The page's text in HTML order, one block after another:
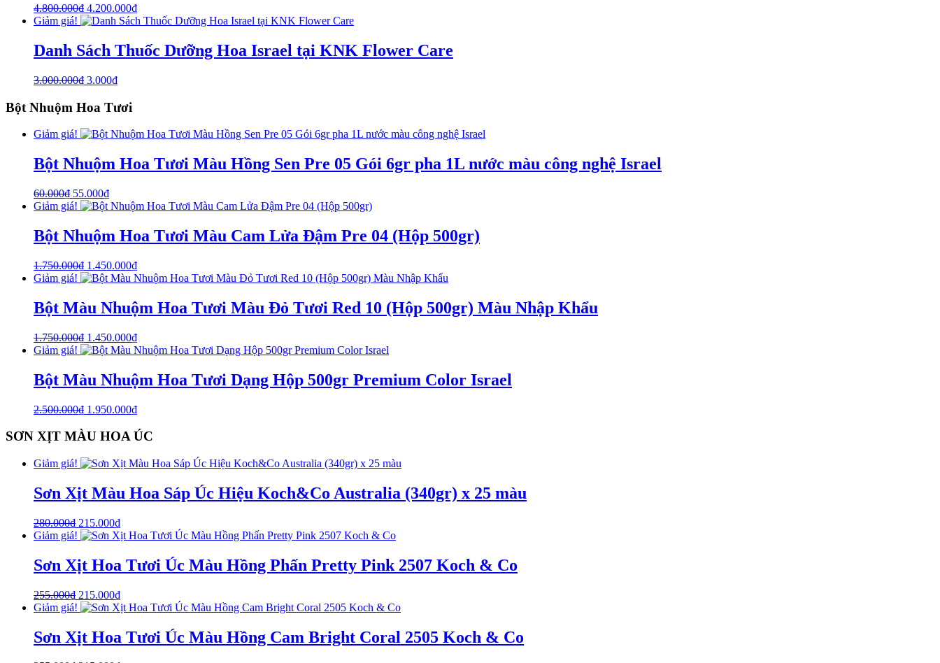
4.800.000₫ 4.200.000₫
Giảm giá!
Danh Sách Thuốc Dưỡng Hoa Israel tại KNK Flower Care
3.000.000₫ 3.000₫
Bột Nhuộm Hoa Tươi
Giảm giá!
Bột Nhuộm Hoa Tươi Màu Hồng Sen Pre 05 Gói 6gr pha 1L nước màu công nghệ Israel
60.000₫ 55.000₫
Giảm giá!
Bột Nhuộm Hoa Tươi Màu Cam Lửa Đậm Pre 04 (Hộp 500gr)
1.750.000₫ 1.450.000₫
Giảm giá!
Bột Màu Nhuộm Hoa Tươi Màu Đỏ Tươi Red 10 (Hộp 500gr) Màu Nhập Khẩu
1.750.000₫ 1.450.000₫
Giảm giá!
Bột Màu Nhuộm Hoa Tươi Dạng Hộp 500gr Premium Color Israel
2.500.000₫ 1.950.000₫
SƠN XỊT MÀU HOA ÚC
Giảm giá!
Sơn Xịt Màu Hoa Sáp Úc Hiệu Koch&Co Australia (340gr) x 25 màu
280.000₫ 215.000₫
Giảm giá!
Sơn Xịt Hoa Tươi Úc Màu Hồng Phấn Pretty Pink 2507 Koch & Co
255.000₫ 215.000₫
Giảm giá!
Sơn Xịt Hoa Tươi Úc Màu Hồng Cam Bright Coral 2505 Koch & Co